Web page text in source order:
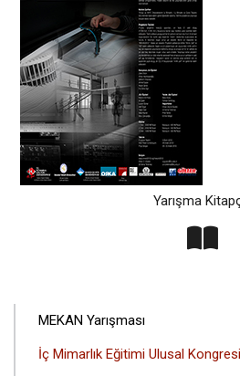
Yarışma
ANA
GEZINTI
MENÜSÜ
MEKAN Yarışması
İç Mimarlık Eğitimi Ulusal